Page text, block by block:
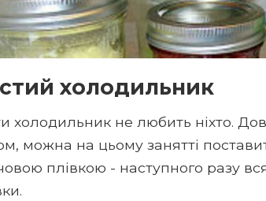
холодильник
холодильник не любить ніхто.
можна на цьому занятті
плівкою - наступного разу